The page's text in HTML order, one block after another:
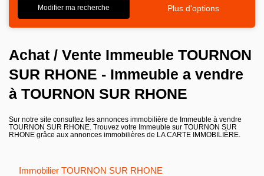
Acheter
Recrutement
Agence
Contact
Modifier ma recherche Plus d'options
Achat / Vente Immeuble TOURNON
SUR RHONE - Immeuble a vendre
à TOURNON SUR RHONE
Sur notre site consultez les annonces immobilière de Immeuble à vendre
TOURNON SUR RHONE. Trouvez votre Immeuble sur TOURNON SUR
RHONE grâce aux annonces immobilières de LA CARTE IMMOBILIÈRE.
Immobilier TOURNON SUR RHONE